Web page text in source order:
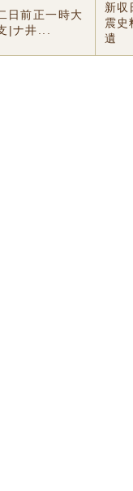
日前正一時大
|ナ井...
新収
震史
遺